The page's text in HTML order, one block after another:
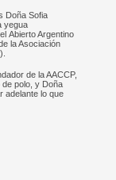
Doña Sofia
yegua
Abierto Argentino
la Asociación
de la AACCP,
polo, y Doña
adelante lo que